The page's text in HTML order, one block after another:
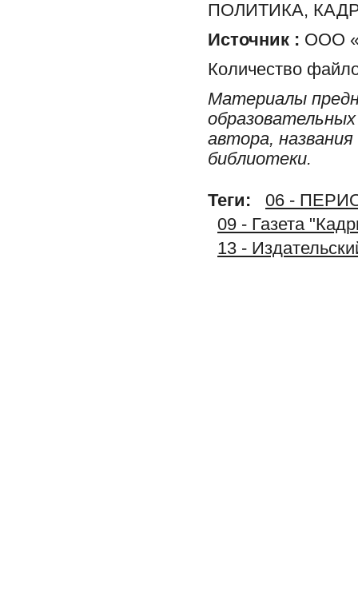
ПОЛИТИКА,
Источник : ООО
Количество
Материалы
автора,
библиотеки.
Теги:
06 -
09 - Газета
13 -